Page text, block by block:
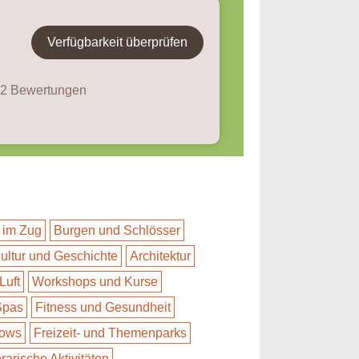
Verfügbarkeit überprüfen
Bewertungen
Zug
Burgen und Schlösser
und Geschichte
Architektur
Workshops und Kurse
Fitness und Gesundheit
Freizeit- und Themenparks